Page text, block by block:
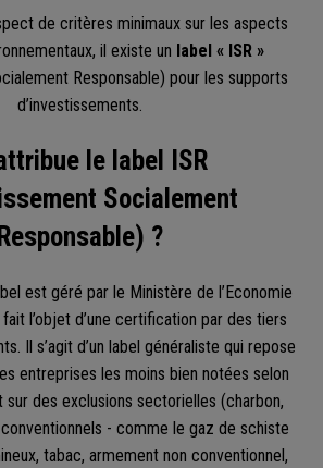
de critères minimaux sur les aspects
il existe un label « ISR »
Responsable) pour les supports
d’investissements.
le label ISR
Socialement
Responsable) ?
est géré par le Ministère de l’Economie
l’objet d’une certification par des tiers
Il s’agit d’un label généraliste qui repose
entreprises les moins bien notées selon
sur des exclusions sectorielles (charbon,
- comme le gaz de schiste
tabac, armement non conventionnel,